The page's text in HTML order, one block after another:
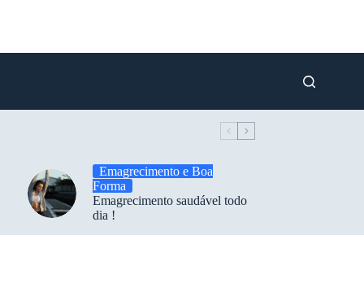
Emagrecimento e Boa
Forma
Emagrecimento saudável todo
dia !